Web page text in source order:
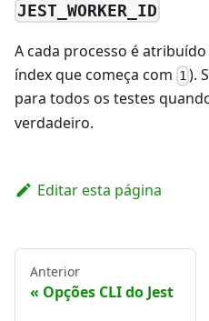
JEST_WORKER_ID
A cada processo é
índex que começa com 1 ).
para todos os testes
verdadeiro.
Editar esta página
Anterior
Opções CLI do Jest